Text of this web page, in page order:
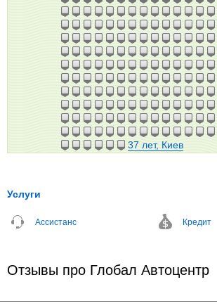
37 лет, Киев
Услуги
Ассистанс Кредит
Отзывы про Глобал Автоцентр